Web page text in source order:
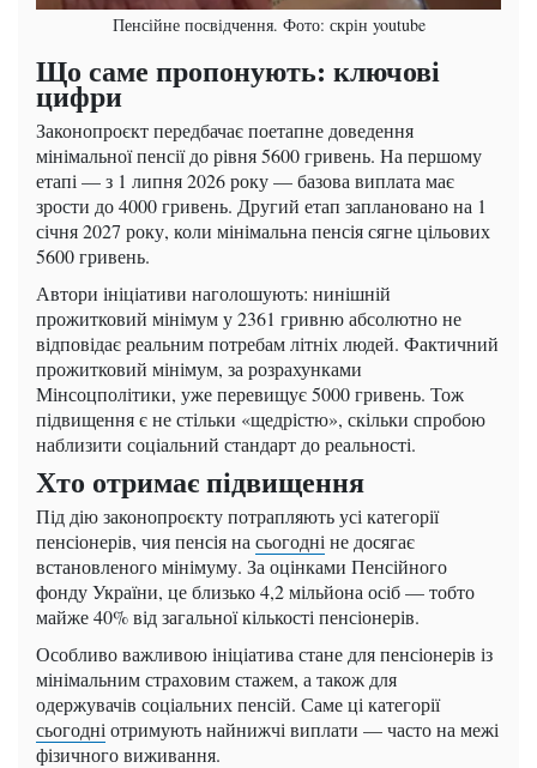
Пенсійне посвідчення. Фото: скрін youtube
Що саме пропонують: ключові
цифри
Законопроєкт передбачає поетапне доведення
мінімальної пенсії до рівня 5600 гривень. На першому
етапі — з 1 липня 2026 року — базова виплата має
зрости до 4000 гривень. Другий етап заплановано на 1
січня 2027 року, коли мінімальна пенсія сягне цільових
5600 гривень.
Автори ініціативи наголошують: нинішній
прожитковий мінімум у 2361 гривню абсолютно не
відповідає реальним потребам літніх людей. Фактичний
прожитковий мінімум, за розрахунками
Мінсоцполітики, уже перевищує 5000 гривень. Тож
підвищення є не стільки «щедрістю», скільки спробою
наблизити соціальний стандарт до реальності.
Хто отримає підвищення
Під дію законопроєкту потрапляють усі категорії
пенсіонерів, чия пенсія на сьогодні не досягає
встановленого мінімуму. За оцінками Пенсійного
фонду України, це близько 4,2 мільйона осіб — тобто
майже 40% від загальної кількості пенсіонерів.
Особливо важливою ініціатива стане для пенсіонерів із
мінімальним страховим стажем, а також для
одержувачів соціальних пенсій. Саме ці категорії
сьогодні отримують найнижчі виплати — часто на межі
фізичного виживання.